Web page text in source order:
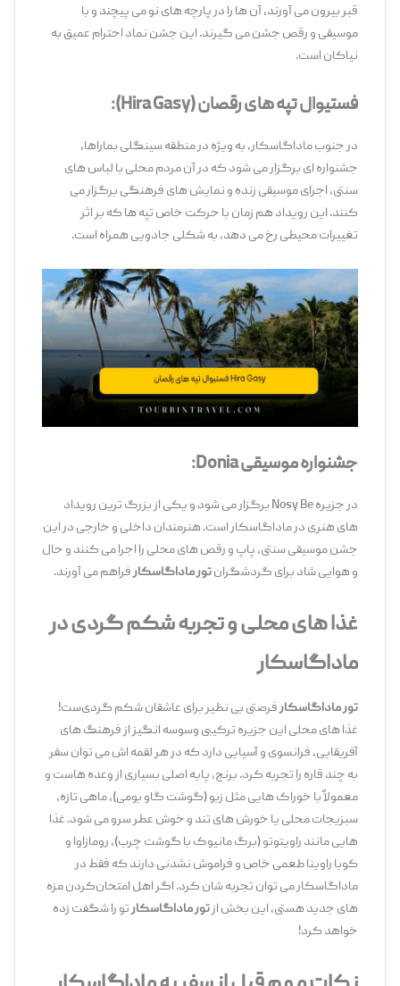
قبر بیرون می ‌آورند، آن‌ ها را در پارچه ‌های نو می‌ پیچند و با
موسیقی و رقص جشن می‌ گیرند. این جشن نماد احترام عمیق به
نیاکان است.
فستیوال تپه ‌های رقصان (Hira Gasy
):
در جنوب ماداگاسکار، به ‌ویژه در منطقه سینگلی بماراها،
جشنواره ‌ای برگزار می‌ شود که در آن مردم محلی با لباس‌ های
سنتی، اجرای موسیقی زنده و نمایش ‌های فرهنگی برگزار می
‌کنند. این رویداد هم‌ زمان با حرکت خاص تپه‌ ها که بر اثر
تغییرات محیطی رخ می ‌دهد، به شکلی جادویی همراه است.
جشنواره موسیقیDonia
:
در جزیره Nosy Be برگزار می ‌شود و یکی از بزرگ ‌ترین رویداد
های هنری در ماداگاسکار است. هنرمندان داخلی و خارجی در این
جشن موسیقی سنتی، پاپ و رقص ‌های محلی را اجرا می ‌کنند و حال‌
و هوایی شاد برای گردشگرانتور ماداگاسکارفراهم می ‌آورند.
غذا های محلی و تجربه شکم‌ گردی در
ماداگاسکار
تور ماداگاسکارفرصتی بی‌ نظیر برای عاشقان شکم‌ گردی‌ست!
غذا های محلی این جزیره ترکیبی وسوسه ‌انگیز از فرهنگ ‌های
آفریقایی، فرانسوی و آسیایی دارد که در هر لقمه ‌اش می ‌توان سفر
به چند قاره را تجربه کرد. برنج، پایه اصلی بسیاری از وعده‌ هاست و
معمولاً با خوراک ‌هایی مثل زبو (گوشت گاو بومی)، ماهی تازه،
سبزیجات محلی یا خورش ‌های تند و خوش ‌عطر سرو می ‌شود. غذا
هایی مانند راویتوتو (برگ مانیوک با گوشت چرب)، رومازاوا و
کوبا راوینا طعمی خاص و فراموش ‌نشدنی دارند که فقط در
ماداگاسکار می ‌توان تجربه ‌شان کرد. اگر اهل امتحان‌کردن مزه‌
های جدید هستی، این بخش ازتور ماداگاسکارتو را شگفت ‌زده
خواهد کرد!